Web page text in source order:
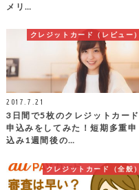
メリ…
クレジットカード（レビュー）
2017.7.21
3日間で5枚のクレジットカード
申込みをしてみた！短期多重申
込み1週間後の…
クレジットカード（全般）